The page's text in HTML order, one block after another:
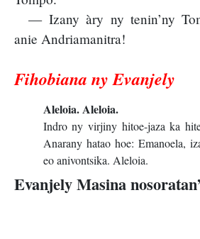
— Izany àry ny tenin’ny
anie Andriamanitra!
Fihobiana ny Evanjely
Aleloia. Aleloia.
Indro ny virjiny hitoe-jaza ka
Anarany hatao hoe: Emanoela,
eo anivontsika. Aleloia.
Evanjely Masina